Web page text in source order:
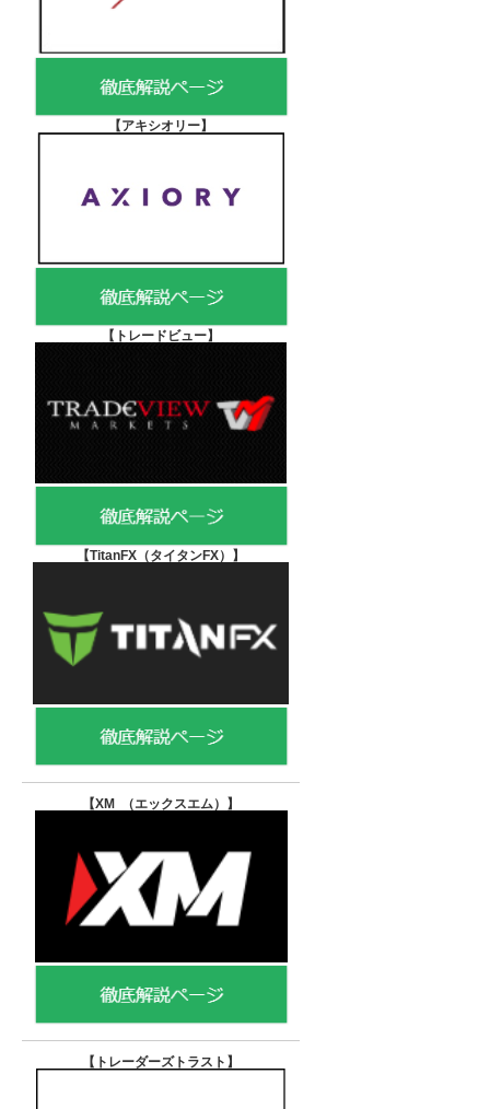
【アキシオリー】
【 トレードビュー】
【TitanFX（タイタンFX） 】
【XM （エックスエム） 】
【トレーダーズトラスト 】